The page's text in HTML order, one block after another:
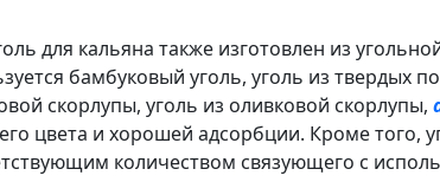
для кальяна также изготовлен из
бамбуковый уголь, уголь из твердых
скорлупы, уголь из оливковой скорлупы,
цвета и хорошей адсорбции. Кроме того,
количеством связующего с